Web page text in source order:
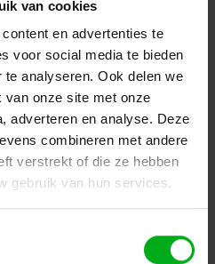
van cookies
en advertenties te
voor social media te bieden
analyseren. Ook delen we
van onze site met onze
adverteren en analyse. Deze
combineren met andere
verstrekt of die ze hebben
gebruik van hun services.
schets naar uitvoering
+ 31 85 40 15 92 9
Volg ons op Facebook
Volg ons op Linkedin